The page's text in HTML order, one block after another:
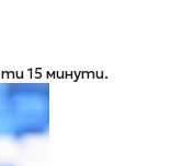
15 минути.